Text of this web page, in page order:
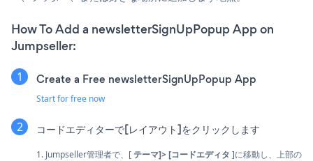
How To Add a newsletterSignUpPopup App on
Jumpseller:
Create a Free newsletterSignUpPopup App
Start for free now
コードエディターで[レイアウト]をクリックします
1. Jumpseller管理者で、[ テーマ]> [コードエディタ ]に移動し、上部の